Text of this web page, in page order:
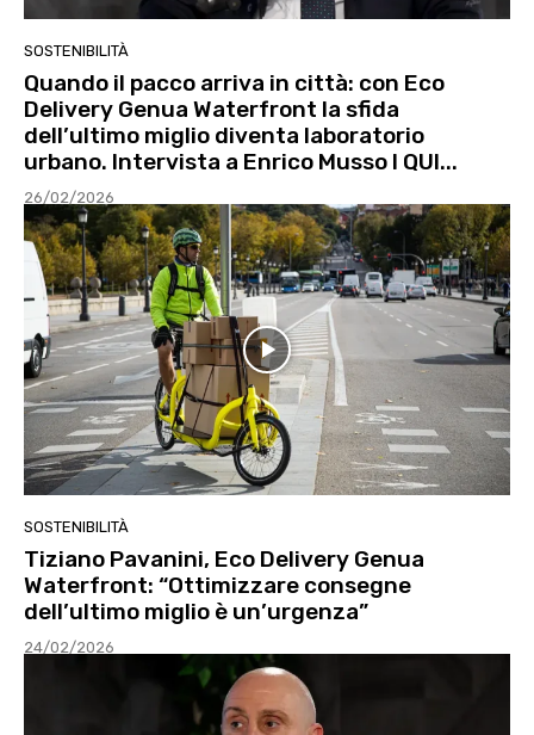
SOSTENIBILITÀ
Quando il pacco arriva in città: con Eco
Delivery Genua Waterfront la sfida
dell’ultimo miglio diventa laboratorio
urbano. Intervista a Enrico Musso l QUI...
26/02/2026
SOSTENIBILITÀ
Tiziano Pavanini, Eco Delivery Genua
Waterfront: “Ottimizzare consegne
dell’ultimo miglio è un’urgenza”
24/02/2026